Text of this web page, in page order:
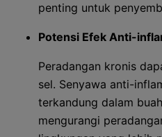
penting untuk
Potensi Efek Anti-
Peradangan kronis
sel. Senyawa anti-
terkandung dalam
mengurangi